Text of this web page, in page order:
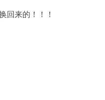
回来的！！！